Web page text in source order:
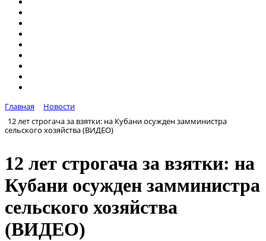
Главная
Новости
12 лет строгача за взятки: на Кубани осужден замминистра
сельского хозяйства (ВИДЕО)
12 лет строгача за взятки: на
Кубани осужден замминистра
сельского хозяйства
(ВИДЕО)